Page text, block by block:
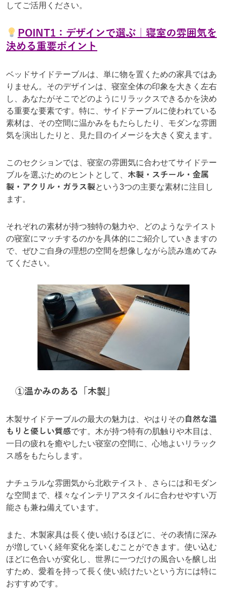
してご活用ください。
POINT1：デザインで選ぶ｜寝室の雰囲気を
決める重要ポイント
ベッドサイドテーブルは、単に物を置くための家具ではあ
りません。そのデザインは、寝室全体の印象を大きく左右
し、あなたがそこでどのようにリラックスできるかを決め
る重要な要素です。特に、サイドテーブルに使われている
素材は、その空間に温かみをもたらしたり、モダンな雰囲
気を演出したりと、見た目のイメージを大きく変えます。
このセクションでは、寝室の雰囲気に合わせてサイドテー
ブルを選ぶためのヒントとして、 木製・スチール・金属
製・アクリル・ガラス製という3つの主要な素材に注目し
ます。
それぞれの素材が持つ独特の魅力や、どのようなテイスト
の寝室にマッチするのかを具体的にご紹介していきますの
で、ぜひご自身の理想の空間を想像しながら読み進めてみ
てください。
①温かみのある「木製」
木製サイドテーブルの最大の魅力は、やはりその自然な温
もりと優しい質感です。木が持つ特有の肌触りや木目は、
一日の疲れを癒やしたい寝室の空間に、心地よいリラック
ス感をもたらします。
ナチュラルな雰囲気から北欧テイスト、さらには和モダン
な空間まで、様々なインテリアスタイルに合わせやすい万
能さも兼ね備えています。
また、木製家具は長く使い続けるほどに、その表情に深み
が増していく経年変化を楽しむことができます。使い込む
ほどに色合いが変化し、世界に一つだけの風合いを醸し出
すため、愛着を持って長く使い続けたいという方には特に
おすすめです。